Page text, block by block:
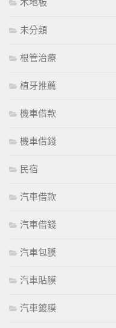
木地板
未分類
根管治療
植牙推薦
機車借款
機車借錢
民宿
汽車借款
汽車借錢
汽車包膜
汽車貼膜
汽車鍍膜